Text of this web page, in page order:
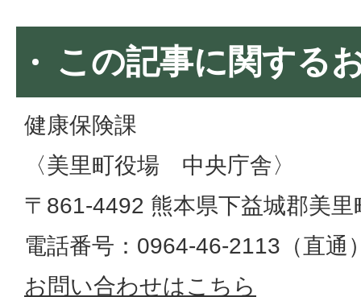
この記事に関する
健康保険課
〈美里町役場 中央庁舎〉
〒861-4492 熊本県下益城郡美
電話番号：0964-46-2113（直通
お問い合わせはこちら